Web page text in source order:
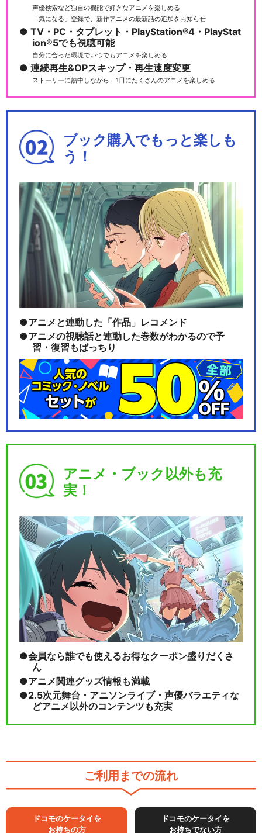
声優検索など独自の機能で好きなアニメを楽しめる
「気になる」登録で、新作アニメの最新話の追加をお知らせ
TV・PC・タブレット・PlayStation®4・PlayStat
ion®5でも視聴可能
自分に合った環境でいつでもアニメを楽しめる
連続再生&OPスキップ・再生速度変更
ストーリーに熱中しながら、1日にたくさんのアニメを楽しめる
ブック購入でもっと楽しも
う！
アニメと連動した「作品」レコメンド
アニメの視聴話と連動した巻数がわかるので予
習・復習もばっちり
アニメ・ブック以外も充
実！
会員なら誰でも使えるお得なクーポン盛りだくさ
ん
アニメ関連グッズ情報も満載
2.5次元舞台・アニソンライブ・声優バラエティな
どアニメ以外のコンテンツも充実
ご利用までの流れ
ドコモのケータイを
お持ちの方
ドコモのケータイを
お持ちでない方